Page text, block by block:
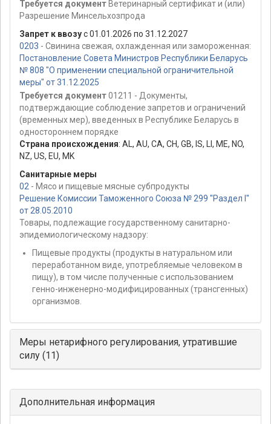
Требуется документ Ветеринарный сертификат и (или)
Разрешение Минсельхозпрода
Запрет к ввозус 01.01.2026 по 31.12.2027
0203 - Свинина свежая, охлажденная или замороженная:
Постановление Совета Министров Республики Беларусь
№ 808 "О применении специальной ограничительной
меры" от 31.12.2025
Требуется документ01211 - Документы,
подтверждающие соблюдение запретов и ограничений
(временных мер), введенных в Республике Беларусь в
одностороннем порядке
Страна происхождения: AL , AU, CA, CH, GB, IS, , ME, NO,
NZ, US, EU, MK
Санитарные меры
02 - Мясо и пищевые мясные субпродукты
Решение Комиссии Таможенного Союза № 299 "Раздел I"
от 28.05.2010
Товары, подлежащие государственному санитарно-
эпидемиологическому надзору:
Пищевые продукты (продукты в натуральном или
переработанном виде, употребляемые человеком в
пищу), в том числе полученные с использованием
генно-инженерно-модифицированных (трансгенных)
организмов.
Меры нетарифного регулирования, утратившие
силу (11)
Дополнительная информация